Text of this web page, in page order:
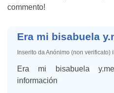
commento!
Era mi bisabuela
Inserito da Anónimo (non verificato)
Era mi bisabuela
información